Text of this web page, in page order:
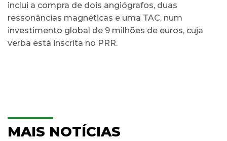
inclui a compra de dois angiógrafos, duas
ressonâncias magnéticas e uma TAC, num
investimento global de 9 milhões de euros, cuja
verba está inscrita no PRR.
MAIS NOTÍCIAS